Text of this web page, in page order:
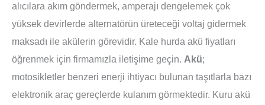
alıcılara akım göndermek, amperajı dengelemek çok
yüksek devirlerde alternatörün üreteceği voltaj gidermek
maksadı ile akülerin görevidir. Kale hurda akü fiyatları
öğrenmek için firmamızla iletişime geçin. Akü;
motosikletler benzeri enerji ihtiyacı bulunan taşıtlarla bazı
elektronik araç gereçlerde kulanım görmektedir. Kuru akü